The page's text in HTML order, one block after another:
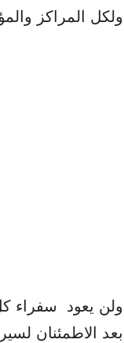
ولكل المراكز
ولن يعود سفراء
بعد الاطمئنان